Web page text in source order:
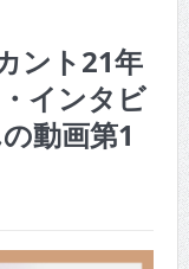
ント21年
インタビ
動画第1